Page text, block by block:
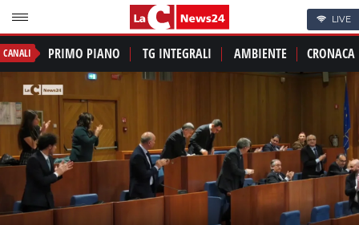
LIVE
CANALI PRIMO PIANO TG INTEGRALI AMBIENTE CRONACA